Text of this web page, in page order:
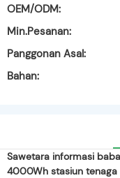
OEM/ODM:
Min.Pesanan:
Panggonan Asal:
Bahan:
Sawetara informasi
4000Wh stasiun